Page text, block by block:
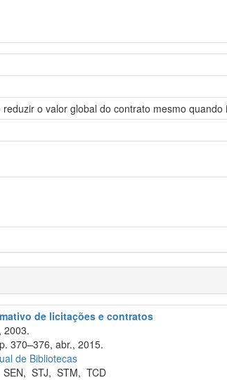
o valor global do contrato mesmo
de licitações e contratos
2003.
370–376, abr., 2015.
de Bibliotecas
SEN,STJ,STM,TCD